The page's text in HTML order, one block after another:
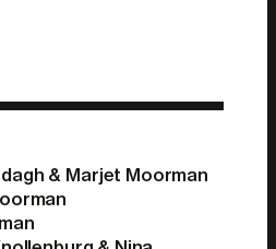
& Marjet Moorman